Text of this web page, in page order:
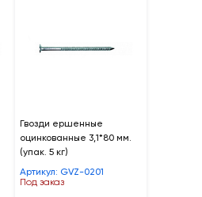
Гвозди ершенные
оцинкованные 3,1*80 мм.
(упак. 5 кг)
Артикул: GVZ-0201
Под заказ